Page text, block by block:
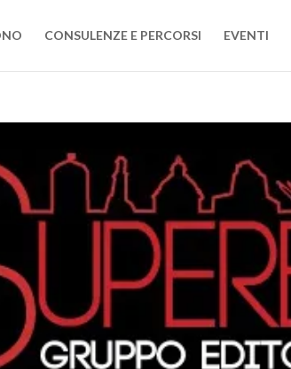
CONSULENZE E PERCORSI EVENTI